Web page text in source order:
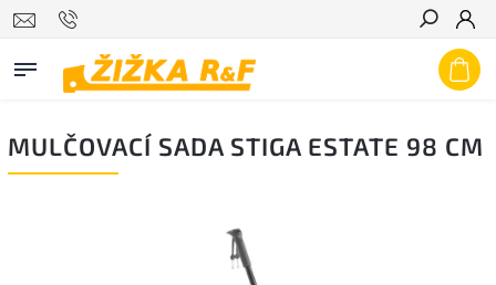
Hledat
MULČOVACÍ SADA STIGA ESTATE 98 CM